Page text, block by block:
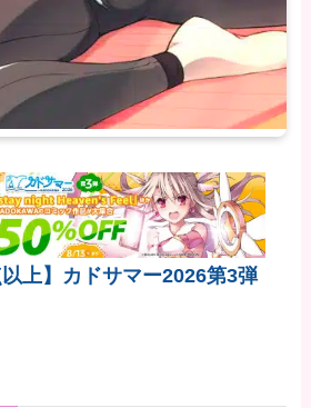
以上】カドサマー2026第3弾